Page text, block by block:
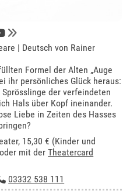
| Deutsch von Rainer
Formel der Alten „Auge
ihr persönliches Glück heraus:
der verfeindeten
Hals über Kopf ineinander.
Liebe in Zeiten des Hasses
, 15,30 € (Kinder und
mit derTheatercard
03332 538 111